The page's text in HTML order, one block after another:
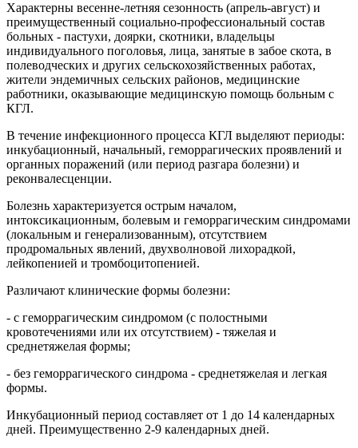
Характерны весенне-летняя сезонность (апрель-август) и
преимущественный социально-профессиональный состав
больных - пастухи, доярки, скотники, владельцы
индивидуального поголовья, лица, занятые в забое скота, в
полеводческих и других сельскохозяйственных работах,
жители эндемичных сельских районов, медицинские
работники, оказывающие медицинскую помощь больным с
КГЛ.
В течение инфекционного процесса КГЛ выделяют периоды:
инкубационный, начальный, геморрагических проявлений и
органных поражений (или период разгара болезни) и
реконвалесценции.
Болезнь характеризуется острым началом,
интоксикационным, болевым и геморрагическим синдромами
(локальным и генерализованным), отсутствием
продромальных явлений, двухволновой лихорадкой,
лейкопенией и тромбоцитопенией.
Различают клинические формы болезни:
- с геморрагическим синдромом (с полостными
кровотечениями или их отсутствием) - тяжелая и
среднетяжелая формы;
- без геморрагического синдрома - среднетяжелая и легкая
формы.
Инкубационный период составляет от 1 до 14 календарных
дней. Преимущественно 2-9 календарных дней.